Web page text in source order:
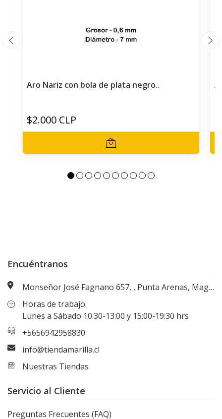
Aro Nariz con bola de plata negro..
$2.000 CLP
Encuéntranos
Monseñor José Fagnano 657, , Punta Arenas, Magallanes, Chile
Horas de trabajo:
Lunes a Sábado 10:30-13:00 y 15:00-19:30 hrs
+5656942958830
info@tiendamarilla.cl
Nuestras Tiendas
Servicio al Cliente
Preguntas Frecuentes (FAQ)